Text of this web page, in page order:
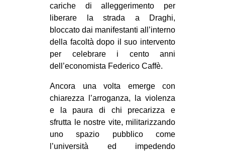
AMERICHE
ESTREMO ORIENTE
EUROPA
MEDIO ORIENTE
in
Fb
cariche di alleggerimento per
liberare la strada a Draghi,
bloccato dai manifestanti all’interno
della facoltà dopo il suo intervento
per celebrare i cento anni
dell’economista Federico Caffè.
Ancora una volta emerge con
chiarezza l’arroganza, la violenza
e la paura di chi precarizza e
sfrutta le nostre vite, militarizzando
uno spazio pubblico come
l’università ed impedendo